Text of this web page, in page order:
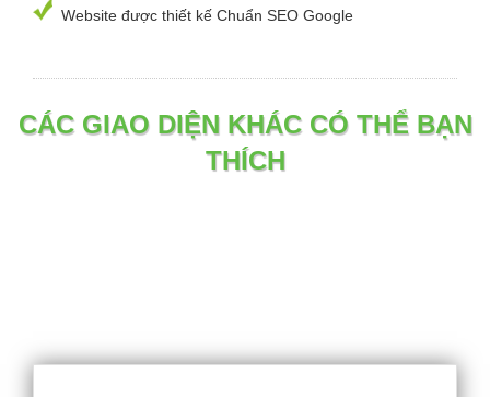
Website được thiết kế Chuẩn SEO Google
CÁC GIAO DIỆN KHÁC CÓ THỂ BẠN
THÍCH